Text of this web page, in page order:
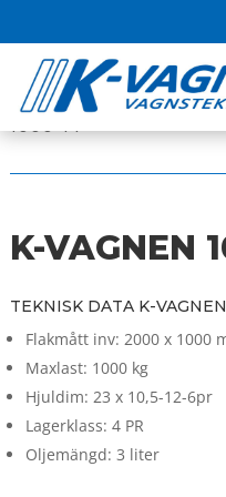
HOME | BUTIK|
1000 T1
K-VAGNEN
TEKNISK DATA K-
Flakmått inv: 2000 x 1000
Maxlast: 1000 kg
Hjuldim: 23 x 10,5-12-6pr
Lagerklass: 4 PR
Oljemängd: 3 liter